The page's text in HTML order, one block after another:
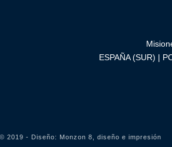
ESPAÑA (SUR) |
2019 - Diseño: Monzon 8, diseño e impresión